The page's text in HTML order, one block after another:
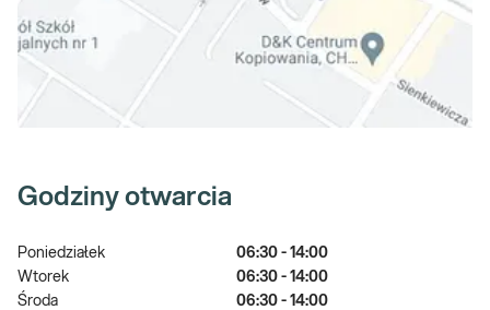
Godziny otwarcia
Poniedziałek
06:30 - 14:00
Wtorek
06:30 - 14:00
Środa
06:30 - 14:00